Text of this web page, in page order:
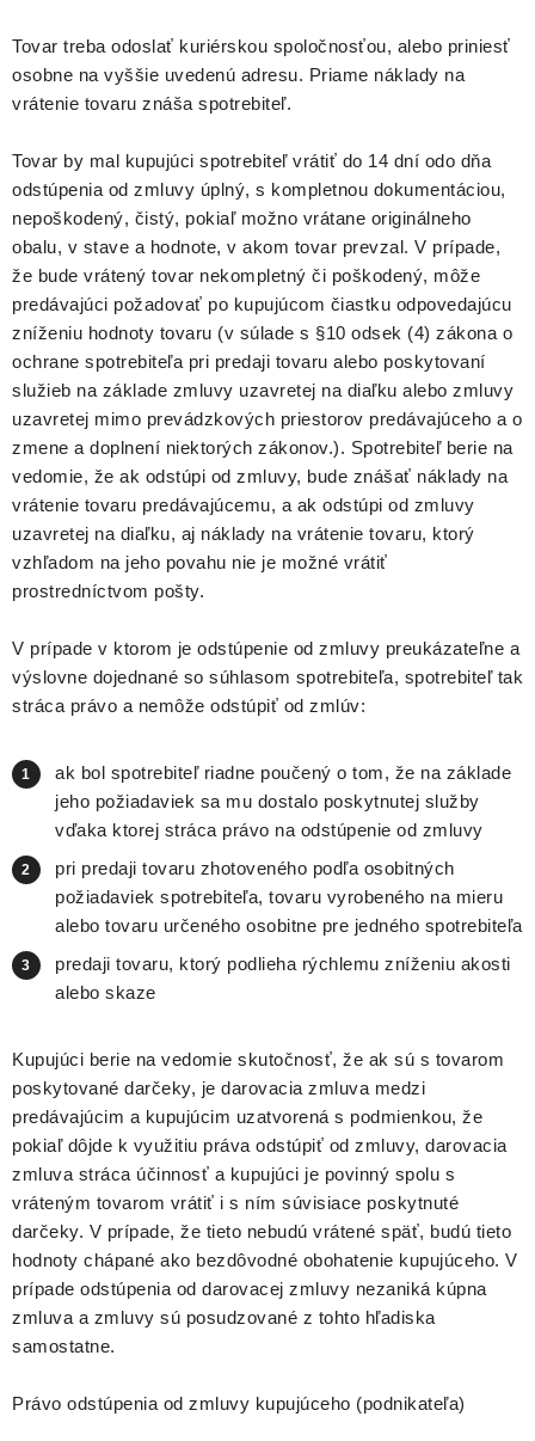
Tovar treba odoslať kuriérskou spoločnosťou, alebo priniesť
osobne na vyššie uvedenú adresu. Priame náklady na
vrátenie tovaru znáša spotrebiteľ.
Tovar by mal kupujúci spotrebiteľ vrátiť do 14 dní odo dňa
odstúpenia od zmluvy úplný, s kompletnou dokumentáciou,
nepoškodený, čistý, pokiaľ možno vrátane originálneho
obalu, v stave a hodnote, v akom tovar prevzal. V prípade,
že bude vrátený tovar nekompletný či poškodený, môže
predávajúci požadovať po kupujúcom čiastku odpovedajúcu
zníženiu hodnoty tovaru (v súlade s §10 odsek (4) zákona o
ochrane spotrebiteľa pri predaji tovaru alebo poskytovaní
služieb na základe zmluvy uzavretej na diaľku alebo zmluvy
uzavretej mimo prevádzkových priestorov predávajúceho a o
zmene a doplnení niektorých zákonov.). Spotrebiteľ berie na
vedomie, že ak odstúpi od zmluvy, bude znášať náklady na
vrátenie tovaru predávajúcemu, a ak odstúpi od zmluvy
uzavretej na diaľku, aj náklady na vrátenie tovaru, ktorý
vzhľadom na jeho povahu nie je možné vrátiť
prostredníctvom pošty.
V prípade v ktorom je odstúpenie od zmluvy preukázateľne a
výslovne dojednané so súhlasom spotrebiteľa, spotrebiteľ tak
stráca právo a nemôže odstúpiť od zmlúv:
ak bol spotrebiteľ riadne poučený o tom, že na základe
jeho požiadaviek sa mu dostalo poskytnutej služby
vďaka ktorej stráca právo na odstúpenie od zmluvy
pri predaji tovaru zhotoveného podľa osobitných
požiadaviek spotrebiteľa, tovaru vyrobeného na mieru
alebo tovaru určeného osobitne pre jedného spotrebiteľa
predaji tovaru, ktorý podlieha rýchlemu zníženiu akosti
alebo skaze
Kupujúci berie na vedomie skutočnosť, že ak sú s tovarom
poskytované darčeky, je darovacia zmluva medzi
predávajúcim a kupujúcim uzatvorená s podmienkou, že
pokiaľ dôjde k využitiu práva odstúpiť od zmluvy, darovacia
zmluva stráca účinnosť a kupujúci je povinný spolu s
vráteným tovarom vrátiť i s ním súvisiace poskytnuté
darčeky. V prípade, že tieto nebudú vrátené späť, budú tieto
hodnoty chápané ako bezdôvodné obohatenie kupujúceho. V
prípade odstúpenia od darovacej zmluvy nezaniká kúpna
zmluva a zmluvy sú posudzované z tohto hľadiska
samostatne.
Právo odstúpenia od zmluvy kupujúceho (podnikateľa)